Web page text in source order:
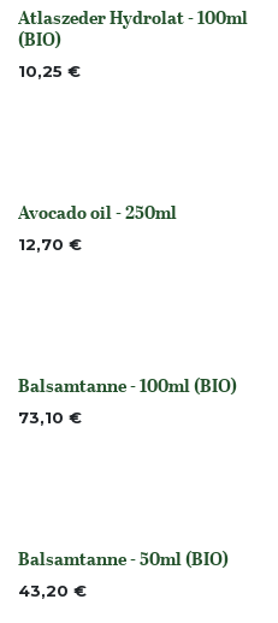
Nicht vorrättig
Atlaszeder Hydrolat - 100ml
(BIO)
10,25 €
None
Avocado oil - 250ml
12,70 €
None
Balsamtanne - 100ml (BIO)
73,10 €
None
Balsamtanne - 50ml (BIO)
43,20 €